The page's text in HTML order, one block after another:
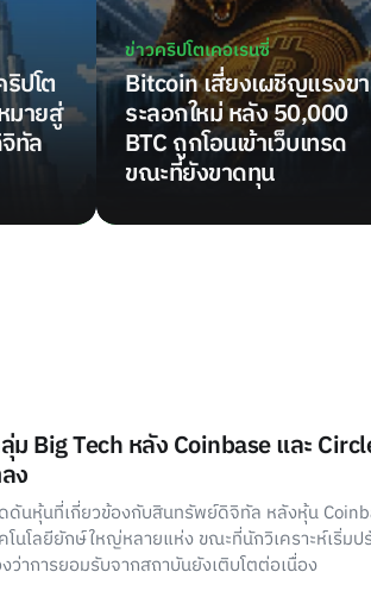
ปโต
มายสู่
ทัล
ข่าวคริปโตเคอเรนซี่
Bitcoin เสี่ยงเผชิญแรงข
ระลอกใหม่ หลัง 50,000
BTC ถูกโอนเข้าเว็บเทรด
ขณะที่ยังขาดทุน
Big Tech หลัง Coinbase และ
ง
ดันหุ้นที่เกี่ยวข้องกับสินทรัพย์ดิจิทัล หลังหุ้น
นโลยียักษ์ใหญ่หลายแห่ง ขณะที่นักวิเคราะห์เริ่มป
าการยอมรับจากสถาบันยังเติบโตต่อเนื่อง